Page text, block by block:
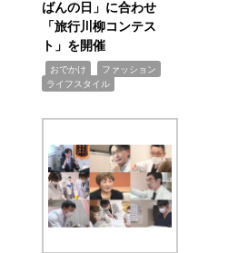
ばんの日」に合わせ
「旅行川柳コンテス
ト」を開催
おでかけ ファッション
ライフスタイル